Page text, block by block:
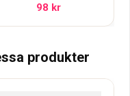
98 kr
produkter